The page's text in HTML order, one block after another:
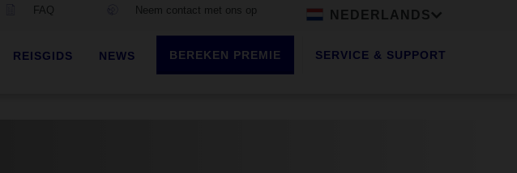
FAQ Neem contact met ons op NEDERLANDS
REISGIDS NEWS BEREKEN PREMIE SERVICE & SUPPORT